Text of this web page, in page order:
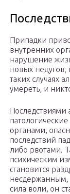
Припадки
внутренних
нарушение
новых
таких случаях
умереть, и
Последствиями
органами,
последствий
либо рвотами.
психическим
становится
несдержанным,
сила воли, он